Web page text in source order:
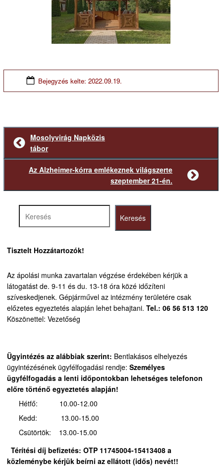
Bejegyzés kelte: 2022.09.19.
Előző
bejegyzés
Mosolyvirág Napközis
tábor
bejegyzés
Az Alzheimer-kórra emlékeznek világszerte
szeptember 21-én.
Keresés
Tisztelt Hozzátartozók!
Az ápolási munka zavartalan végzése érdekében kérjük a
látogatást de. 9-11 és du. 13-18 óra közé időzíteni
szíveskedjenek. Gépjárművel az intézmény területére csak
előzetes egyeztetés alapján lehet behajtani. Tel.: 06 56 513 120
Köszönettel: Vezetőség
Ügyintézés az alábbiak szerint: Bentlakásos elhelyezés
ügyintézésének ügyfélfogadási rendje: Személyes
ügyfélfogadás a lenti időpontokban lehetséges telefonon
előre történő egyeztetés alapján!
Hétfő: 10.00-12.00
Kedd: 13.00-15.00
Csütörtök: 13.00-15.00
Térítési díj befizetés: OTP 11745004-15413408 a
közleménybe kérjük beírni az ellátott (idős) nevét!!